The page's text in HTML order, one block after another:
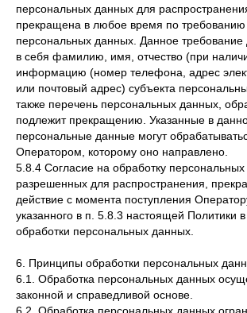
персональных данных для
прекращена в любое время по требованию
персональных данных. Данное требование
в себя фамилию, имя, отчество (при
информацию (номер телефона, адрес
или почтовый адрес) субъекта
также перечень персональных данных,
подлежит прекращению. Указанные в
персональные данные могут
Оператором, которому оно направлено.
5.8.4 Согласие на обработку персональных
разрешенных для распространения,
действие с момента поступления
указанного в п. 5.8.3 настоящей Политики
обработки персональных данных.
6. Принципы обработки персональных
6.1. Обработка персональных данных
законной и справедливой основе.